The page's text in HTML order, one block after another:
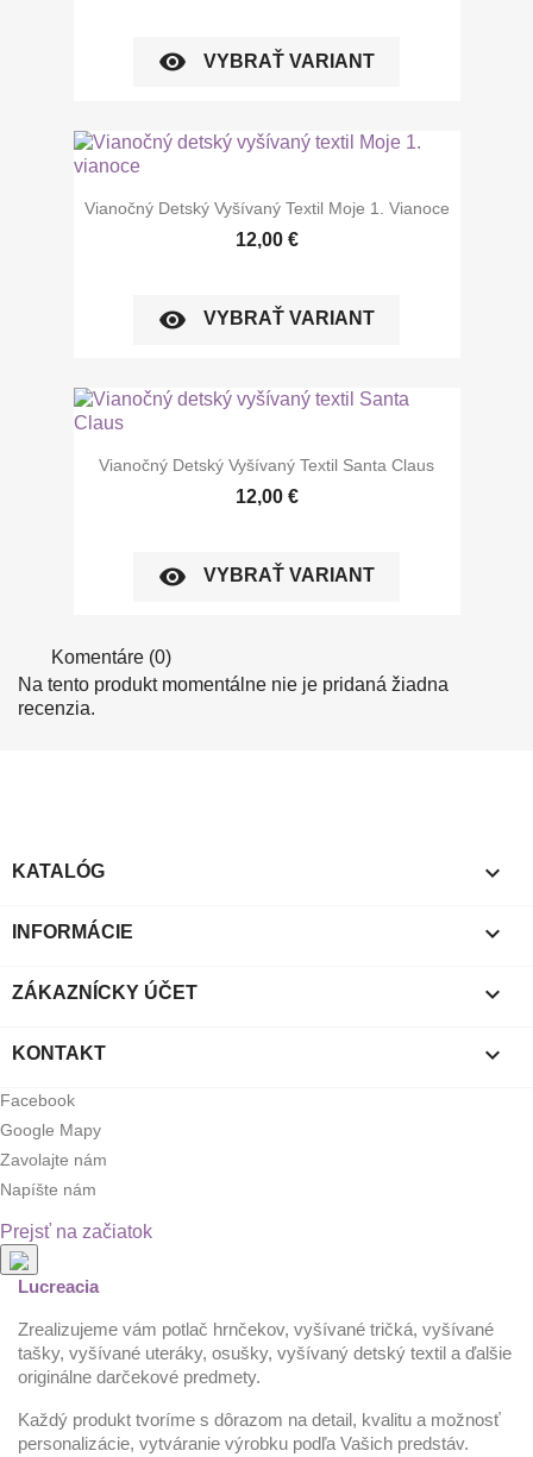
visibility VYBRAŤ VARIANT
Vianočný Detský Vyšívaný Textil Moje 1. Vianoce
12,00 €
visibility VYBRAŤ VARIANT
Vianočný Detský Vyšívaný Textil Santa Claus
12,00 €
visibility VYBRAŤ VARIANT
Komentáre (0)
Na tento produkt momentálne nie je pridaná žiadna
recenzia.
KATALÓG 
INFORMÁCIE 
ZÁKAZNÍCKY ÚČET 
KONTAKT 
Facebook
Google Mapy
Zavolajte nám
Napíšte nám
Prejsť na začiatok
Lucreacia
Zrealizujeme vám potlač hrnčekov, vyšívané tričká, vyšívané
tašky, vyšívané uteráky, osušky, vyšívaný detský textil a ďalšie
originálne darčekové predmety.
Každý produkt tvoríme s dôrazom na detail, kvalitu a možnosť
personalizácie, vytváranie výrobku podľa Vašich predstáv.